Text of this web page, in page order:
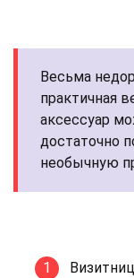
Весьма
практичная
аксессуар
достаточно
необычную